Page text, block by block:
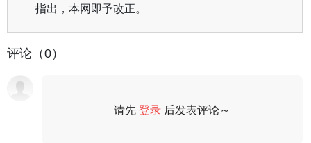
指出，本网即予改正。
评论（0）
请先登录 后发表评论～